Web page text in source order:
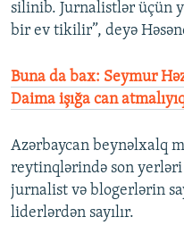
silinib. Jurnalistlər üçün
bir ev tikilir”, deyə
Buna da bax: Seymur
Daima işığa can
Azərbaycan beynəlxalq
reytinqlərində son
jurnalist və blogerlərin
liderlərdən sayılır.